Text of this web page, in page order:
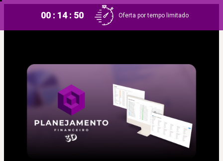
00 : 14 : 49 Oferta por tempo limitado